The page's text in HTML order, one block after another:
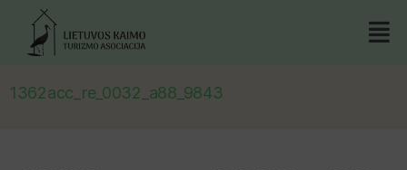
1362acc_re_0032_a88_9843